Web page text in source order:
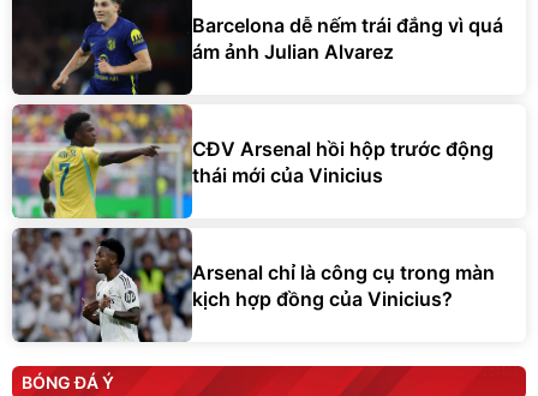
Barcelona dễ nếm trái đắng vì quá
ám ảnh Julian Alvarez
CĐV Arsenal hồi hộp trước động
thái mới của Vinicius
Arsenal chỉ là công cụ trong màn
kịch hợp đồng của Vinicius?
BÓNG ĐÁ Ý